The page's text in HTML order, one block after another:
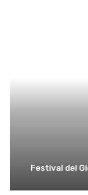
Festival del